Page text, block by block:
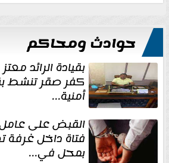
حوادث ومحاكم
بقيادة الرائد
كفر صقر تنشط
أمنية...
القبض على
فتاة داخل غرفة
بمحل في...